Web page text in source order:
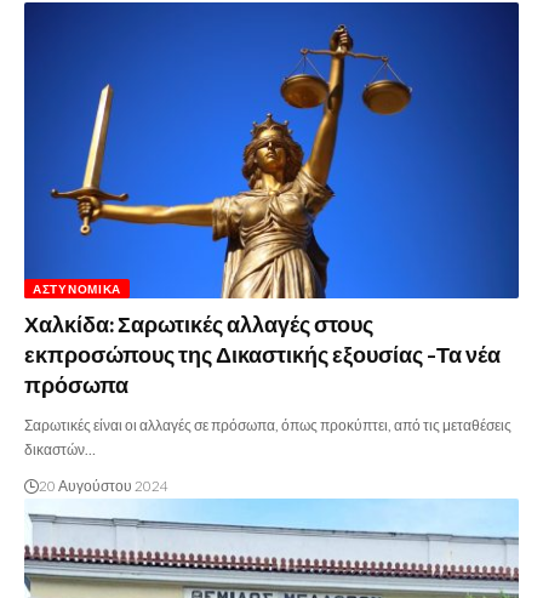
ΑΣΤΥΝΟΜΙΚΆ
Χαλκίδα: Σαρωτικές αλλαγές στους
εκπροσώπους της Δικαστικής εξουσίας -Τα νέα
πρόσωπα
Σαρωτικές είναι οι αλλαγές σε πρόσωπα, όπως προκύπτει, από τις μεταθέσεις
δικαστών…
20 Αυγούστου 2024